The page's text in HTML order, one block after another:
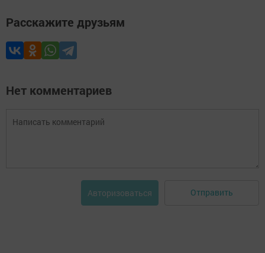
Расскажите друзьям
Нет комментариев
Авторизоваться Отправить